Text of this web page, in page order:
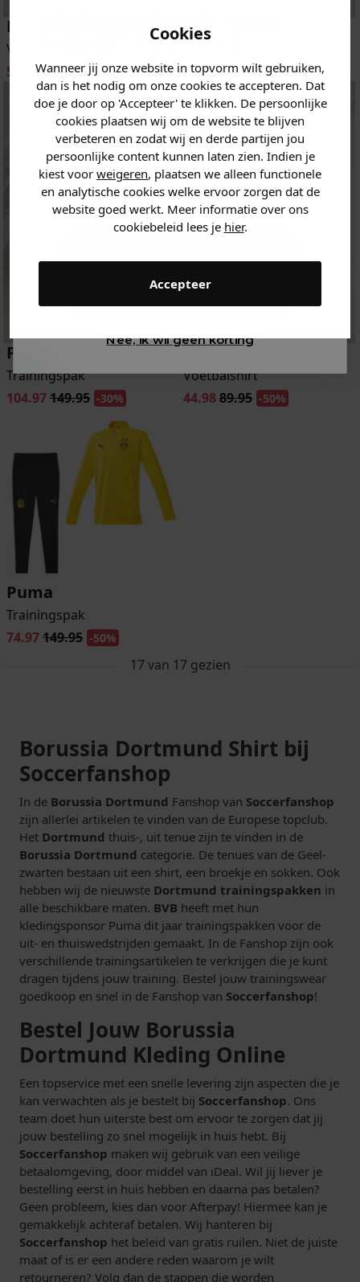
Cookies
Wanneer jij onze website in topvorm wilt gebruiken,
dan is het nodig om onze cookies te accepteren. Dat
doe je door op 'Accepteer' te klikken. De persoonlijke
cookies plaatsen wij om de website te blijven
verbeteren en zodat wij en derde partijen jou
persoonlijke content kunnen laten zien. Indien je
kiest voor weigeren, plaatsen we alleen functionele
en analytische cookies welke ervoor zorgen dat de
website goed werkt. Meer informatie over ons
cookiebeleid lees je hier.
Accepteer
Puma
Voetbalshirt
55.9779.95 -30%
Puma
104.97 149.95 -30%
Puma
Trainingspak
104.97149.95 -30%
Puma
Voetbalshirt
44.9889.95 -50%
Puma
Trainingspak
74.97149.95 -50%
17 van 17 gezien
Borussia Dortmund Shirt bij
Soccerfanshop
In de Borussia Dortmund Fanshop van Soccerfanshop
zijn allerlei artikelen te vinden van de Europese topclub.
Het Dortmund thuis-, uit tenue zijn te vinden in de
Borussia Dortmund categorie. De tenues van de Geel-
zwarten bestaan uit een shirt, een broekje en sokken. Ook
hebben wij de nieuwste Dortmund trainingspakken in
alle beschikbare maten. BVB heeft met hun
kledingsponsor Puma dit jaar trainingspakken voor de
uit- en thuiswedstrijden gemaakt. In de Fanshop zijn ook
verschillende trainingsartikelen te verkrijgen die je kunt
dragen tijdens jouw training. Bestel jouw trainingswear
goedkoop en snel in de Fanshop van Soccerfanshop!
Bestel Jouw Borussia
Dortmund Kleding Online
Een topservice met een snelle levering zijn aspecten die je
kan verwachten als je bestelt bij Soccerfanshop. Ons
team doet hun uiterste best om ervoor te zorgen dat jij
jouw bestelling zo snel mogelijk in huis hebt. Bij
Soccerfanshop maken wij gebruik van een veilige
betaalomgeving, door middel van iDeal. Wil jij liever je
bestelling eerst in huis hebben en daarna pas betalen?
Geen probleem, kies dan voor Afterpay! Hiermee kan je
gemakkelijk achteraf betalen. Wij hanteren bij
Soccerfanshop het beleid van gratis ruilen. Niet de juiste
maat of is er een andere reden waarom je wilt
retourneren? Volg dan de stappen die worden
Welke mystery
krijg jij? (Tot-30%
Vertel ons waar je naar op
zoek bent. 👇
Heren kleding
Dames kleding
Gewoon rondkijken
Nee, ik wil geen korting